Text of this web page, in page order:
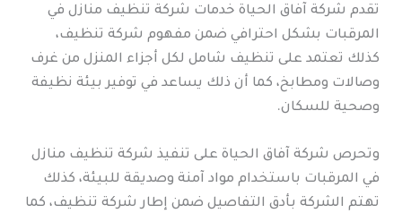
تقدم شركة آفاق الحياة خدمات شركة تنظيف منازل في
المرقبات بشكل احترافي ضمن مفهوم شركة تنظيف،
كذلك تعتمد على تنظيف شامل لكل أجزاء المنزل من غرف
وصالات ومطابخ، كما أن ذلك يساعد في توفير بيئة نظيفة
وصحية للسكان.
وتحرص شركة آفاق الحياة على تنفيذ شركة تنظيف منازل
في المرقبات باستخدام مواد آمنة وصديقة للبيئة، كذلك
تهتم الشركة بأدق التفاصيل ضمن إطار شركة تنظيف، كما